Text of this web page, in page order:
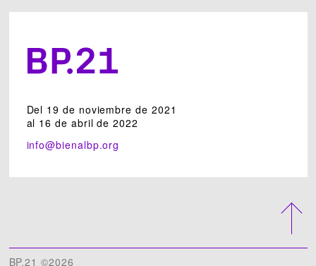
Del 19 de noviembre de 2021
al 16 de abril de 2022
info@bienalbp.org
BP.21 ©2026